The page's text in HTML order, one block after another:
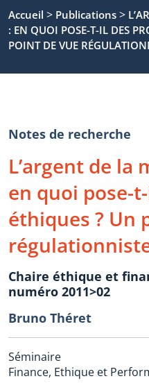
Accueil > Publications >
: EN QUOI POSE-T-IL DES
POINT DE VUE
Notes de recherche
L’argent de la
en quoi pose-
éthiques ? Un
Chaire éthique et
numéro 2011>02
Bruno Théret
Séminaire
Finance, Ethique et